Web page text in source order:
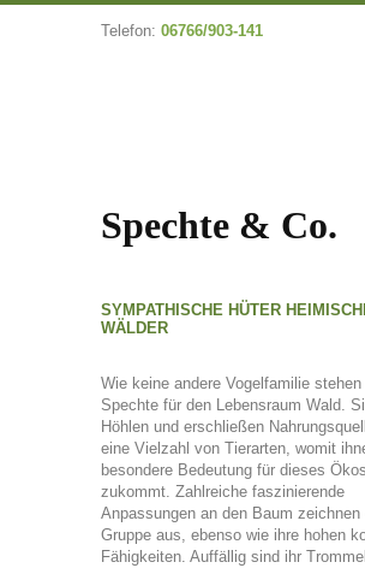
Telefon: 06766/903-141
Spechte & Co.
SYMPATHISCHE HÜTER
WÄLDER
Wie keine andere Vogelfamilie stehen
Spechte für den Lebensraum Wald.
Höhlen und erschließen
eine Vielzahl von Tierarten, womit
besondere Bedeutung für dieses
zukommt. Zahlreiche faszinierende
Anpassungen an den Baum zeichnen
Gruppe aus, ebenso wie ihre hohen
Fähigkeiten. Auffällig sind ihr